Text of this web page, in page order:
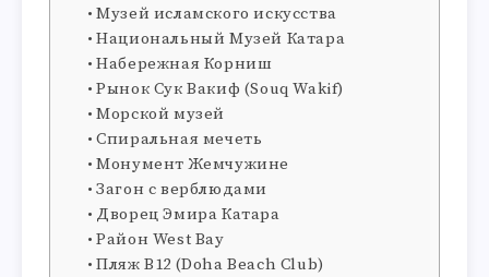
Музей исламского искусства
Национальный Музей Катара
Набережная Корниш
Рынок Сук Вакиф (Souq Wakif)
Морской музей
Спиральная мечеть
Монумент Жемчужине
Загон с верблюдами
Дворец Эмира Катара
Район West Bay
Пляж B12 (Doha Beach Club)